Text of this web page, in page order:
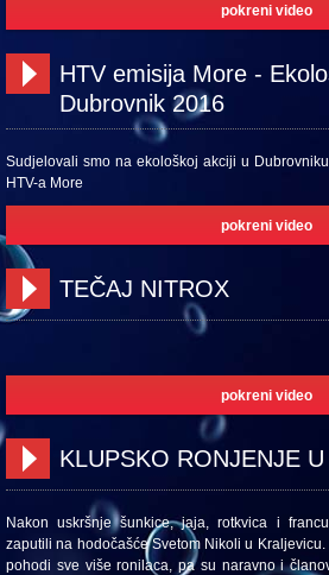
pokreni video
HTV emisija More -
Dubrovnik 2016
Sudjelovali smo na ekološkoj akciji u
HTV-a More
pokreni video
TEČAJ NITROX
pokreni video
KLUPSKO RONJENJE
Nakon uskršnje šunkice, jaja, rotkvica i
zaputili na hodočašće Svetom Nikoli u
pohodi sve više ronilaca, pa su naravno i